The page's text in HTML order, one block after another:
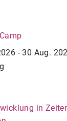
- 30 Aug.
in